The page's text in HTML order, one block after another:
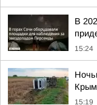
В
15:24
15:19